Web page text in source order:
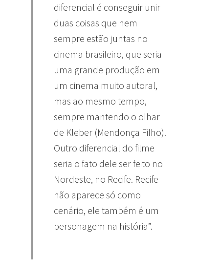
diferencial é conseguir unir
duas coisas que nem
sempre estão juntas no
cinema brasileiro, que seria
uma grande produção em
um cinema muito autoral,
mas ao mesmo tempo,
sempre mantendo o olhar
de Kleber (Mendonça Filho).
Outro diferencial do filme
seria o fato dele ser feito no
Nordeste, no Recife. Recife
não aparece só como
cenário, ele também é um
personagem na história”.